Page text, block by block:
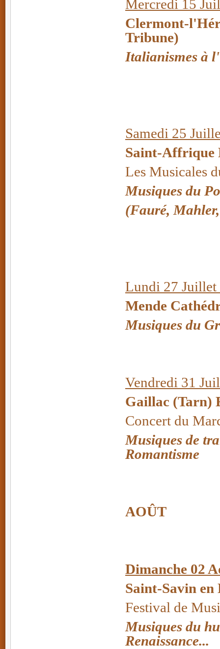
Mercredi 15
Clermont-
Tribune)
Italianismes à
Samedi 25
Saint-Affrique
Les Musicales
Musiques du
(Fauré,
Lundi 27
Mende
Musiques du
Vendredi 31
Gaillac (Tarn)
Concert du
Musiques de
Romantisme
AOÛT
Dimanche 02
Saint-Savin en
Festival de
Musiques du
Renaissance...